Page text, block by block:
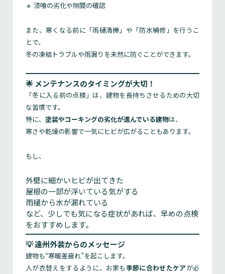
🔹 漆喰の劣化や隙間の確認
また、寒くなる前に「雨樋清掃」や「防水補修」を行うこ
とで、
冬の凍結トラブルや雨漏りを未然に防ぐことができます。
🌟 メンテナンスのタイミングが大切！
「冬に入る前の点検」は、建物を長持ちさせるための大切
な習慣です。
特に、 塗装やコーキングの劣化が進んでいる建物は、
寒さや乾燥の影響で一気にヒビが広がることもあります。
もし、
外壁に細かいヒビが出てきた
屋根の一部が浮いている気がする
雨樋から水が漏れている
など、少しでも気になる症状があれば、早めの点検
をおすすめします。
💡 遠州外装からのメッセージ
建物も“寒暖差疲れ”を起こします。
人が衣替えをするように、お家も 季節に合わせたケアが必